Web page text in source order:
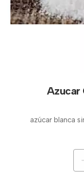
Azucar
azúcar blanca